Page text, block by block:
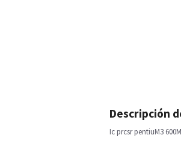
Descripción
Ic prcsr pentiuM3